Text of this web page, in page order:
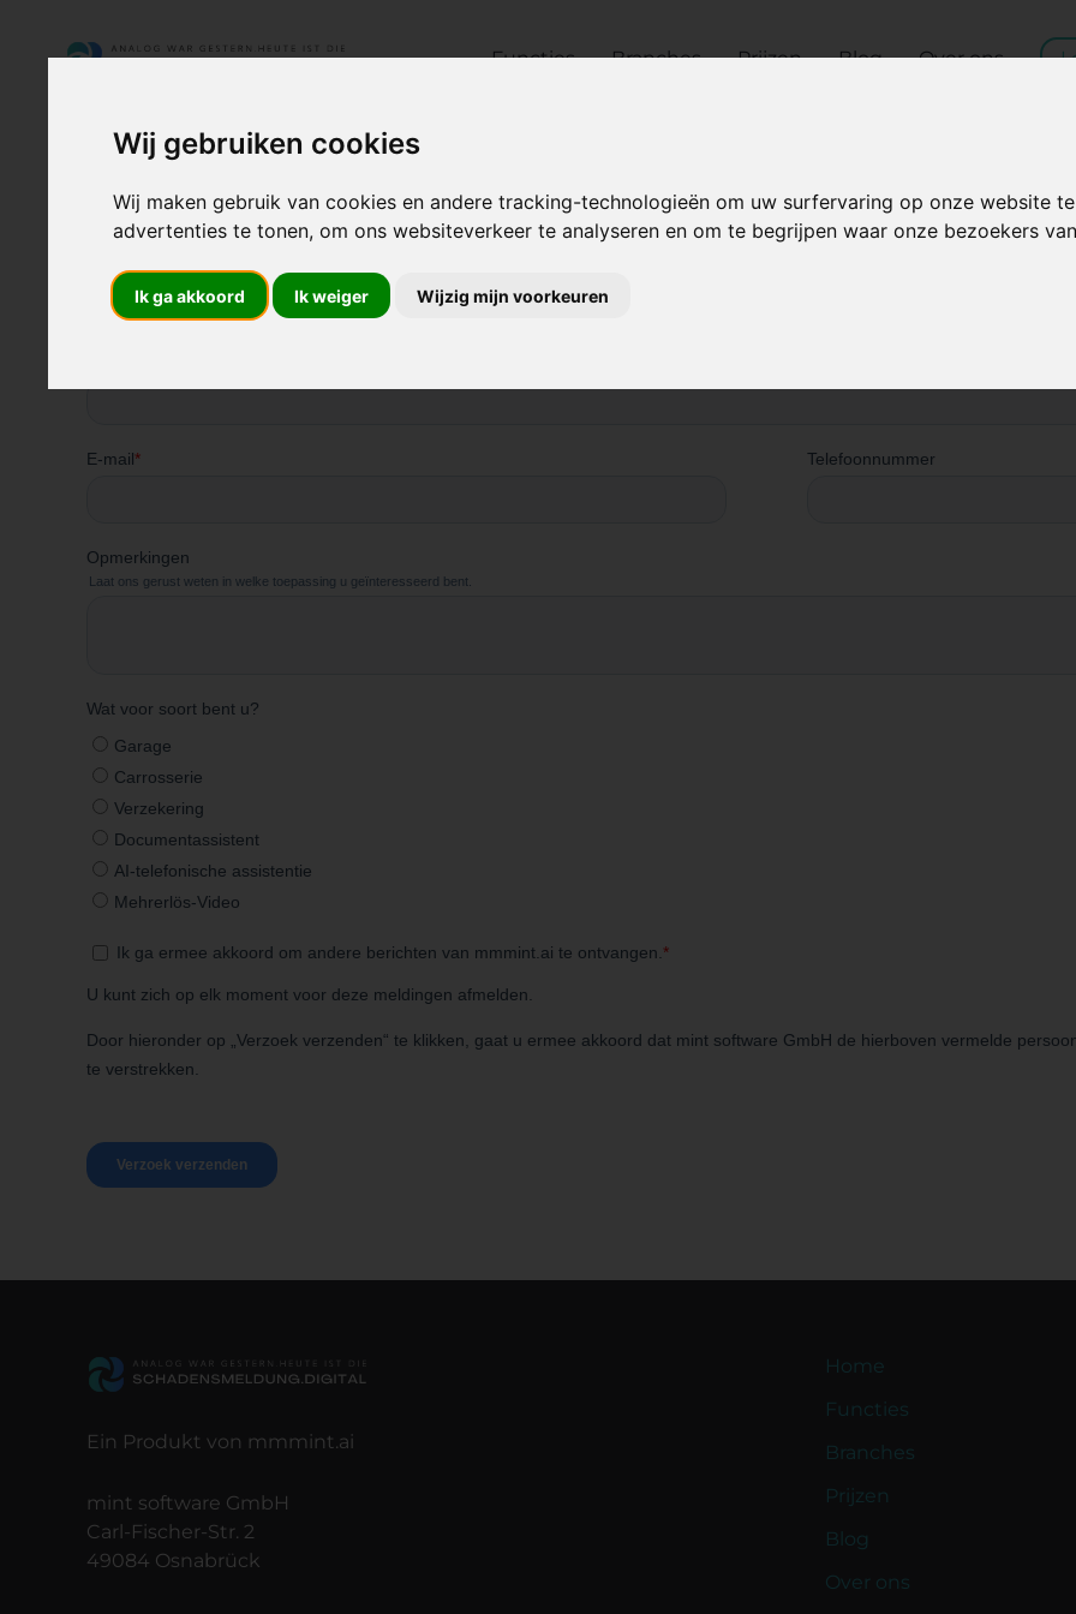
Wij gebruiken cookies
Wij maken gebruik van cookies en andere tracking-technologieën om uw surfervaring op onze website
advertenties te tonen, om ons websiteverkeer te analyseren en om te begrijpen waar onze bezoekers
Ik ga akkoord Ik weiger Wijzig mijn voorkeuren
Digital
Functies Branches Prijzen Blog Over ons
Neem nu contact op met sales
Ein Produkt von mmmint.ai
mint software GmbH
Carl-Fischer-Str. 2
49084 Osnabrück
Home
Functies
Branches
Prijzen
Blog
Over ons